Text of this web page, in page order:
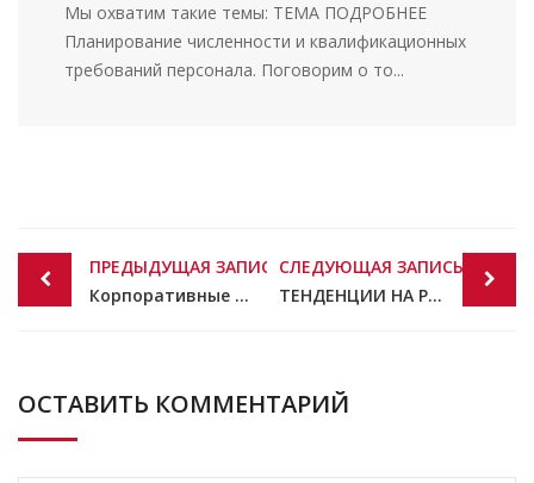
Мы охватим такие темы: ТЕМА ПОДРОБНЕЕ
Планирование численности и квалификационных
требований персонала. Поговорим о то...
Post
navigation
ПРЕДЫДУЩАЯ ЗАПИСЬ
Корпоративные соревнования как эффективный и не дорогой способ мотивации сотрудников.
СЛЕДУЮЩАЯ ЗАПИСЬ
ТЕНДЕНЦИИ НА РЫНКЕ ТРУДА УКРАИНЫ
ОСТАВИТЬ КОММЕНТАРИЙ